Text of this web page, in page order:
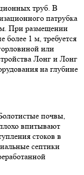
труб. В
патрубка
При размещении
более 1 м, требуется
или
Лонг и Лонг
на глубине
почвы,
впитывают
стоков в
септики